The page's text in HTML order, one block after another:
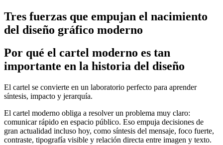
Tres fuerzas que empujan el nacimiento
del diseño gráfico moderno
Por qué el cartel moderno es tan
importante en la historia del diseño
El cartel se convierte en un laboratorio perfecto para aprender
síntesis, impacto y jerarquía.
El cartel moderno obliga a resolver un problema muy claro:
comunicar rápido en espacio público. Eso empuja decisiones de
gran actualidad incluso hoy, como síntesis del mensaje, foco fuerte,
contraste, tipografía visible y relación directa entre imagen y texto.